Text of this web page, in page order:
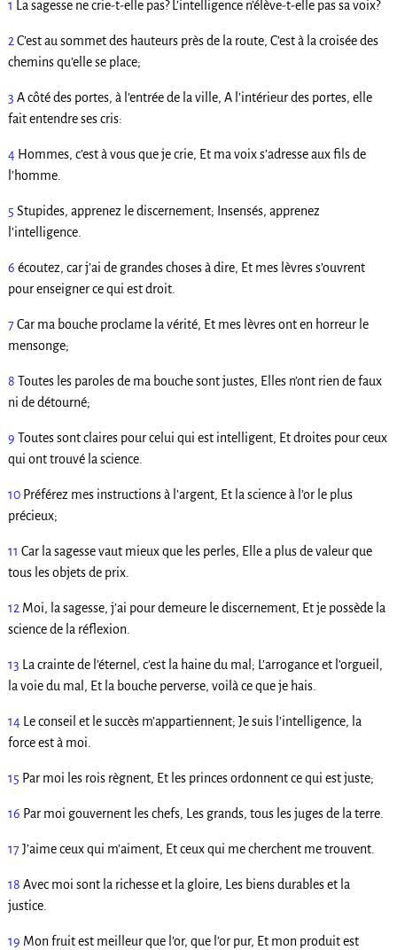
1 La sagesse ne crie-t-elle pas? L’intelligence n’élève-t-elle pas sa voix?
2C’est au sommet des hauteurs près de la route, C’est à la croisée des
chemins qu’elle se place;
3 A côté des portes, à l’entrée de la ville, A l’intérieur des portes, elle
fait entendre ses cris:
4Hommes, c’est à vous que je crie, Et ma voix s’adresse aux fils de
l’homme.
5 Stupides, apprenez le discernement; Insensés, apprenez
l’intelligence.
6 écoutez, car j’ai de grandes choses à dire, Et mes lèvres s’ouvrent
pour enseigner ce qui est droit.
7Car ma bouche proclame la vérité, Et mes lèvres ont en horreur le
mensonge;
8 Toutes les paroles de ma bouche sont justes, Elles n’ont rien de faux
ni de détourné;
9 Toutes sont claires pour celui qui est intelligent, Et droites pour ceux
qui ont trouvé la science.
10Préférez mes instructions à l’argent, Et la science à l’or le plus
précieux;
11 Car la sagesse vaut mieux que les perles, Elle a plus de valeur que
tous les objets de prix.
12Moi, la sagesse, j’ai pour demeure le discernement, Et je possède la
science de la réflexion.
13 La crainte de l’éternel, c’est la haine du mal; L’arrogance et l’orgueil,
la voie du mal, Et la bouche perverse, voilà ce que je hais.
14Le conseil et le succès m’appartiennent; Je suis l’intelligence, la
force est à moi.
15 Par moi les rois règnent, Et les princes ordonnent ce qui est juste;
16 Par moi gouvernent les chefs, Les grands, tous les juges de la terre.
17J’aime ceux qui m’aiment, Et ceux qui me cherchent me trouvent.
18 Avec moi sont la richesse et la gloire, Les biens durables et la
justice.
19 Mon fruit est meilleur que l’or, que l’or pur, Et mon produit est